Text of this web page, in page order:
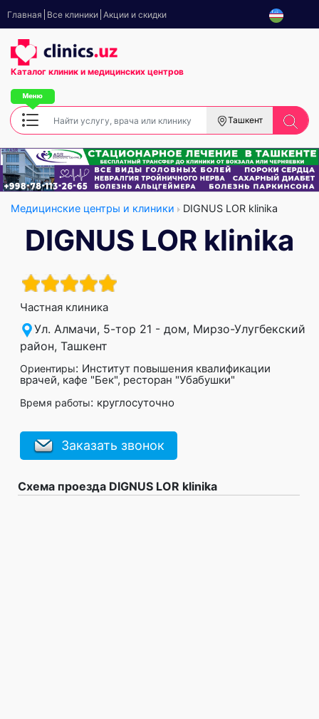
Главная Все клиники Акции и скидки
Каталог клиник и медицинских центров
Ташкент
Медицинские центры и клиники DIGNUS LOR klinika
DIGNUS LOR klinika
Частная клиника
Ул. Алмачи, 5-тор 21 - дом, Мирзо-Улугбекский
район, Ташкент
Ориентиры: Институт повышения квалификации
врачей, кафе "Бек", ресторан "Убабушки"
Время работы: круглосуточно
Заказать звонок
Схема проезда DIGNUS LOR klinika